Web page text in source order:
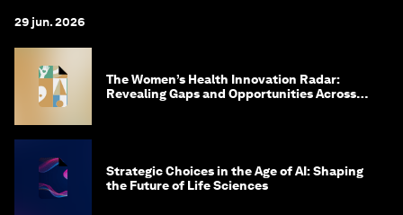
29 jun. 2026
The Women’s Health Innovation Radar:
Revealing Gaps and Opportunities Across
Strategic Choices in the Age of AI: Shaping
the Future of Life Sciences